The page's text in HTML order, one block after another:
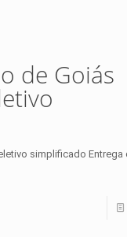
de Goiás
simplificado Entrega